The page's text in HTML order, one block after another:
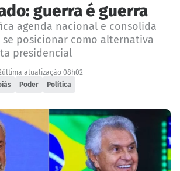
guerra é guerra
agenda nacional e consolida
se posicionar como alternativa
presidencial
última atualização 08h02
Poder Política